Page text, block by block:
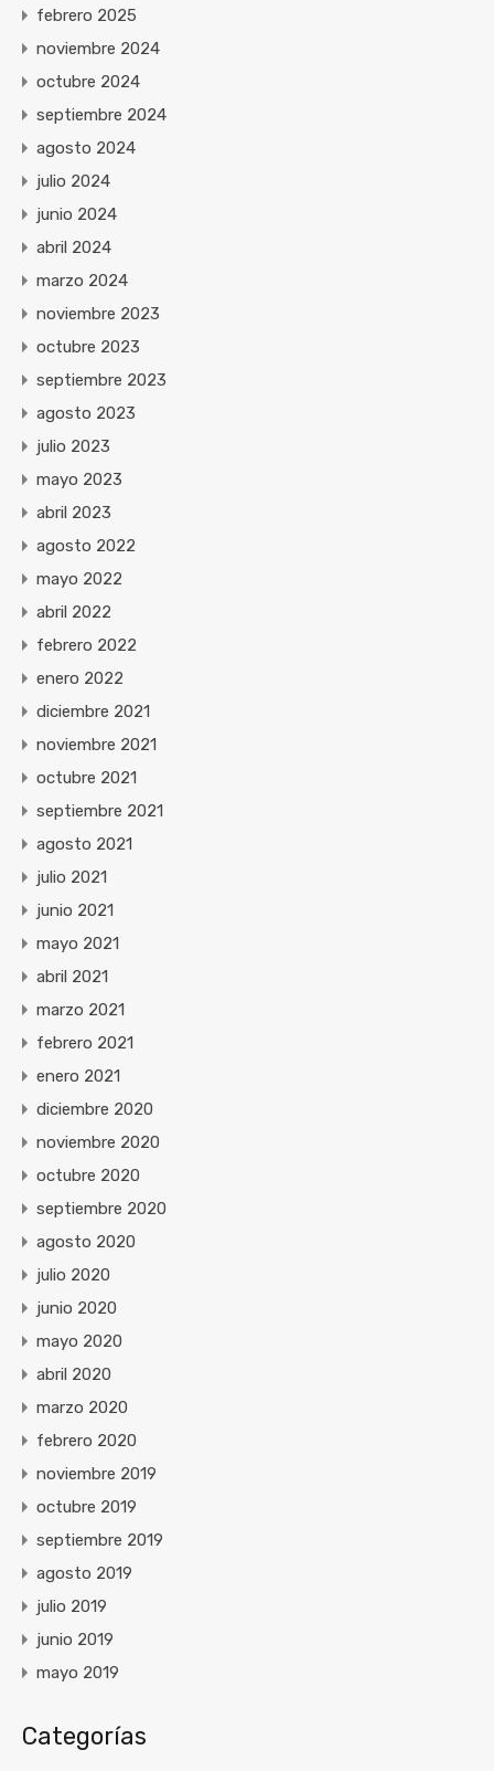
febrero 2025
noviembre 2024
octubre 2024
septiembre 2024
agosto 2024
julio 2024
junio 2024
abril 2024
marzo 2024
noviembre 2023
octubre 2023
septiembre 2023
agosto 2023
julio 2023
mayo 2023
abril 2023
agosto 2022
mayo 2022
abril 2022
febrero 2022
enero 2022
diciembre 2021
noviembre 2021
octubre 2021
septiembre 2021
agosto 2021
julio 2021
junio 2021
mayo 2021
abril 2021
marzo 2021
febrero 2021
enero 2021
diciembre 2020
noviembre 2020
octubre 2020
septiembre 2020
agosto 2020
julio 2020
junio 2020
mayo 2020
abril 2020
marzo 2020
febrero 2020
noviembre 2019
octubre 2019
septiembre 2019
agosto 2019
julio 2019
junio 2019
mayo 2019
Categorías